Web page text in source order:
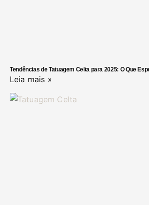
Tendências de Tatuagem Celta para 2025: O Que
Leia mais »